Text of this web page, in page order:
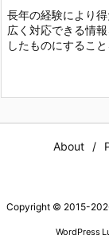
長年の経験により
広く対応できる情
したものにするこ
About
Copyright © 2015-
WordPress